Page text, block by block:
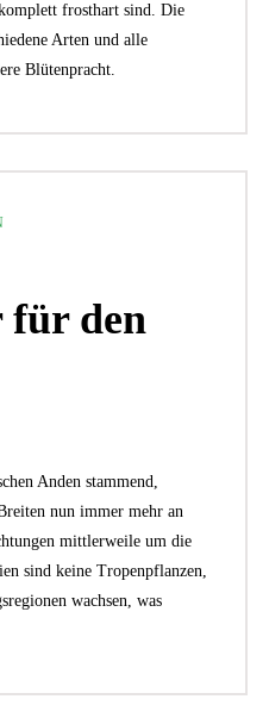
frosthart sind. Die
Arten und alle
Blütenpracht.
den
Anden stammend,
nun immer mehr an
mittlerweile um die
sind keine Tropenpflanzen,
wachsen, was